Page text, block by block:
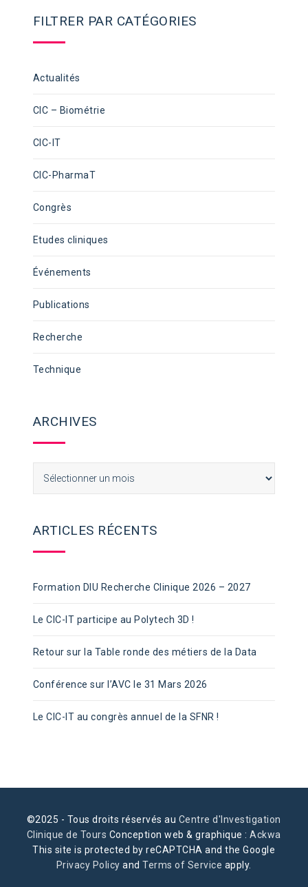
FILTRER PAR CATÉGORIES
Actualités
CIC – Biométrie
CIC-IT
CIC-PharmaT
Congrès
Etudes cliniques
Événements
Publications
Recherche
Technique
ARCHIVES
ARTICLES RÉCENTS
Formation DIU Recherche Clinique 2026 – 2027
Le CIC-IT participe au Polytech 3D !
Retour sur la Table ronde des métiers de la Data
Conférence sur l’AVC le 31 Mars 2026
Le CIC-IT au congrès annuel de la SFNR !
©2025 - Tous droits réservés au Centre d'Investigation
Clinique de Tours Conception web & graphique :Ackwa
This site is protected by reCAPTCHA and the Google
Privacy Policy andTerms of Service apply.